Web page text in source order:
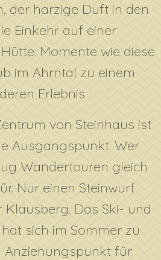
der harzige Duft in den
Einkehr auf einer
Momente wie diese
im Ahrntal zu einem
Erlebnis.
von Steinhaus ist
Ausgangspunkt. Wer
Wandertouren gleich
Nur einen Steinwurf
Klausberg. Das Ski- und
sich im Sommer zu
Anziehungspunkt für